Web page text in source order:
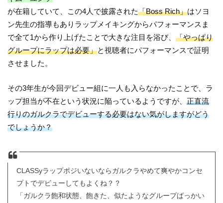
が在籍していて、この4人で披露された「Boss Rich」はソヨ
ン先生の指導もありラップメイキングからパフォーマンスま
で全て1から作り上げたことで大きな注目を浴び、「やっぱり
グループにラップは必要」と視聴者にパフォーマンスで証明
させました。
その3年生が今回デビュー組に一人も入らなかったことで、ラ
ップ担当が不在という状況に陥っているようですが、正直流
行りのガルクラでデビューする必要はない気がしますがどう
でしょうか？
CLASSyラップポジいないならガルクラやめて爽やかコンセ
プトでデビューしてもよくね？？
「ガルクラ飽和状態、飽きた、似たようなグループばっかい